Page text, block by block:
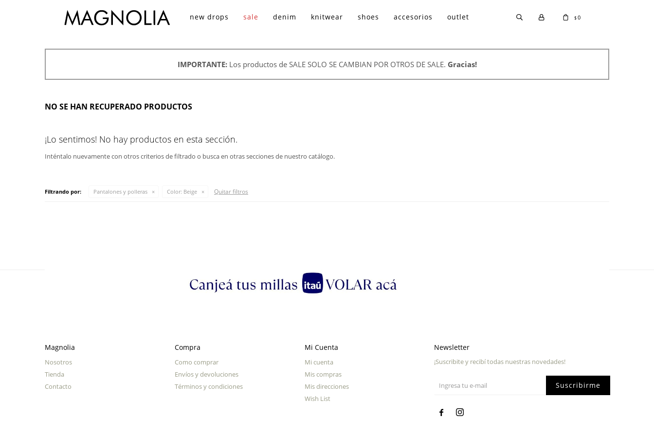
new drops sale denim knitwear shoes accesorios outlet $0
IMPORTANTE: Los productos de SALE SOLO SE CAMBIAN POR OTROS DE SALE. Gracias!
NO SE HAN RECUPERADO PRODUCTOS
¡Lo sentimos! No hay productos en esta sección.
Inténtalo nuevamente con otros criterios de filtrado o busca en otras secciones de nuestro catálogo.
Filtrando por: Pantalones y polleras Color: Beige Quitar filtros
Magnolia
Nosotros
Tienda
Contacto
Compra
Como comprar
Envíos y devoluciones
Términos y condiciones
Mi Cuenta
Mi cuenta
Mis compras
Mis direcciones
Wish List
Newsletter
¡Suscribite y recibí todas nuestras novedades!
Suscribirme
 